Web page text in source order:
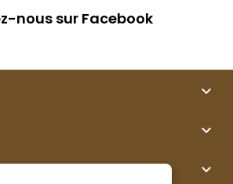
nous sur Facebook


